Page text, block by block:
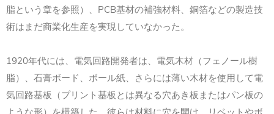
脂という章を参照）、PCB基材の補強材料、銅箔などの製造技
術はまだ商業化生産を実現していなかった。
1920年代には、電気回路開発者は、電気木材（フェノール樹
脂）、石膏ボード、ボール紙、さらには薄い木材を使用して電
気回路基板（プリント基板とは異なる穴あき板またはパン板の